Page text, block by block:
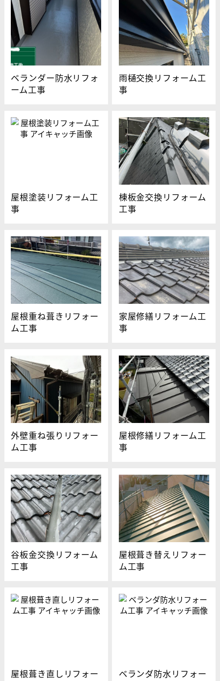
ベランダー防水リフォ
ーム工事
雨樋交換リフォーム工
事
屋根塗装リフォーム工
事
棟板金交換リフォーム
工事
屋根重ね葺きリフォー
ム工事
家屋修繕リフォーム工
事
外壁重ね張りリフォー
ム工事
屋根修繕リフォーム工
事
谷板金交換リフォーム
工事
屋根葺き替えリフォー
ム工事
屋根葺き直しリフォー
ベランダ防水リフォー